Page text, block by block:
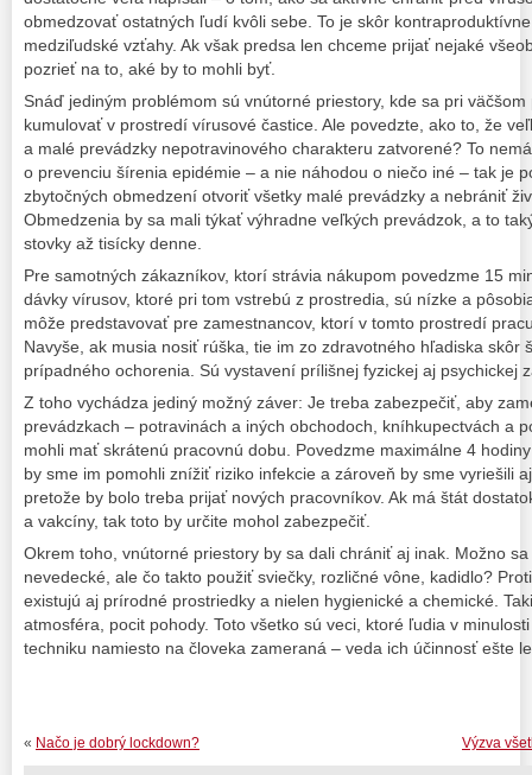
obmedzovať ostatných ľudí kvôli sebe. To je skôr
medziľudské vzťahy. Ak však predsa len chceme prijať nejaké
pozrieť na to, aké by to mohli byť.
Snáď jediným problémom sú vnútorné priestory, kde sa pri
kumulovať v prostredí vírusové častice. Ale povedzte, ako to, že
a malé prevádzky nepotravinového charakteru zatvorené? To
o prevenciu šírenia epidémie – a nie náhodou o niečo iné – tak je
zbytočných obmedzení otvoriť všetky malé prevádzky a nebrániť
Obmedzenia by sa mali týkať výhradne veľkých prevádzok, a to
stovky až tisícky denne.
Pre samotných zákazníkov, ktorí strávia nákupom povedzme 15
dávky vírusov, ktoré pri tom vstrebú z prostredia, sú nízke a
môže predstavovať pre zamestnancov, ktorí v tomto prostredí
Navyše, ak musia nosiť rúška, tie im zo zdravotného hľadiska skôr
prípadného ochorenia. Sú vystavení prílišnej fyzickej aj psychickej
Z toho vychádza jediný možný záver: Je treba zabezpečiť, aby
prevádzkach – potravinách a iných obchodoch, kníhkupectvách a
mohli mať skrátenú pracovnú dobu. Povedzme maximálne 4
by sme im pomohli znížiť riziko infekcie a zároveň by sme vyriešili
pretože by bolo treba prijať nových pracovníkov. Ak má štát
a vakcíny, tak toto by určite mohol zabezpečiť.
Okrem toho, vnútorné priestory by sa dali chrániť aj inak. Možno
nevedecké, ale čo takto použiť sviečky, rozličné vône, kadidlo?
existujú aj prírodné prostriedky a nielen hygienické a chemické.
atmosféra, pocit pohody. Toto všetko sú veci, ktoré ľudia v
techniku namiesto na človeka zameraná – veda ich účinnosť ešte
Výzva
« Načo je dobrý lockdown?